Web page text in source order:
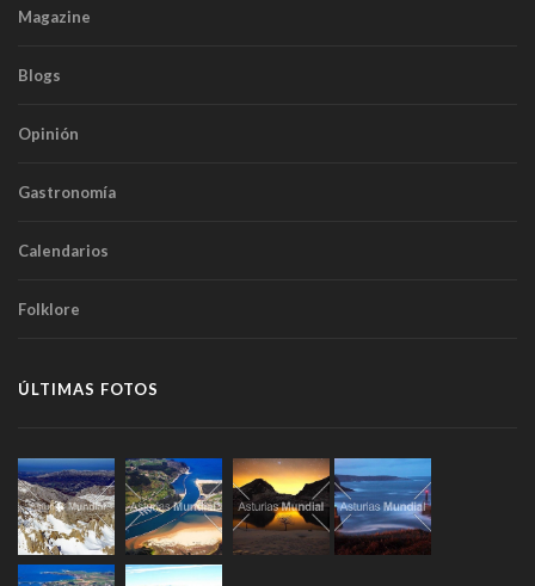
Magazine
Blogs
Opinión
Gastronomía
Calendarios
Folklore
ÚLTIMAS FOTOS